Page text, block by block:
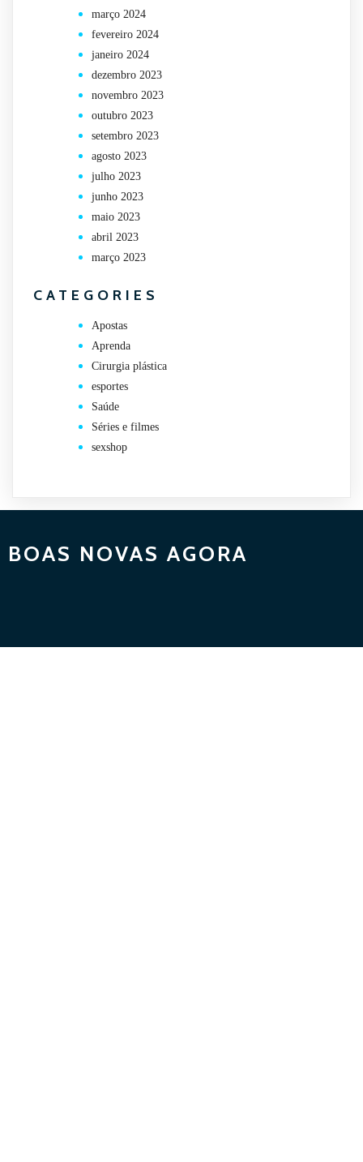
março 2024
fevereiro 2024
janeiro 2024
dezembro 2023
novembro 2023
outubro 2023
setembro 2023
agosto 2023
julho 2023
junho 2023
maio 2023
abril 2023
março 2023
CATEGORIES
Apostas
Aprenda
Cirurgia plástica
esportes
Saúde
Séries e filmes
sexshop
BOAS NOVAS AGORA